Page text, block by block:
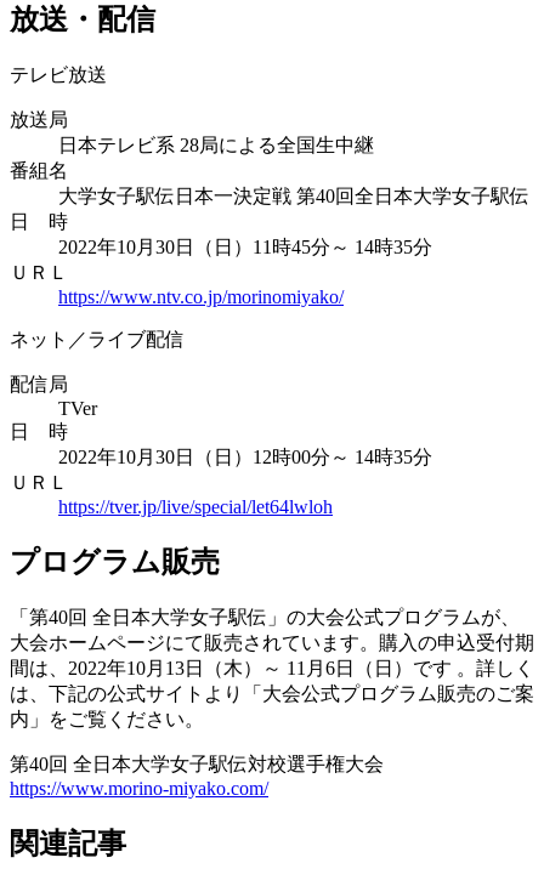
放送・配信
テレビ放送
放送局
日本テレビ系 28局による全国生中継
番組名
大学女子駅伝日本一決定戦 第40回全日本大学女子駅伝
日 時
2022年10月30日（日）11時45分～ 14時35分
ＵＲＬ
https://www.ntv.co.jp/morinomiyako/
ネット／ライブ配信
配信局
TVer
日 時
2022年10月30日（日）12時00分～ 14時35分
ＵＲＬ
https://tver.jp/live/special/let64lwloh
プログラム販売
「第40回 全日本大学女子駅伝」の大会公式プログラムが、
大会ホームページにて販売されています。購入の申込受付期
間は、2022年10月13日（木）～ 11月6日（日）です 。詳しく
は、下記の公式サイトより「大会公式プログラム販売のご案
内」をご覧ください。
第40回 全日本大学女子駅伝対校選手権大会
https://www.morino-miyako.com/
関連記事